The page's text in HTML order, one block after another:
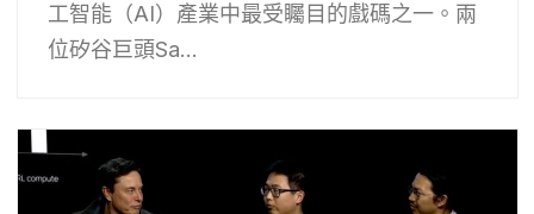
工智能（AI）產業中最受矚目的戲碼之一。兩
位矽谷巨頭Sa...